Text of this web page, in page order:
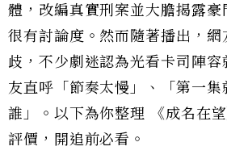
體，改編真實刑案並大膽揭露
很有討論度。然而隨著播出，網
歧，不少劇迷認為光看卡司陣容
友直呼「節奏太慢」、「第一集
誰」。以下為你整理 《成名在
評價，開追前必看。